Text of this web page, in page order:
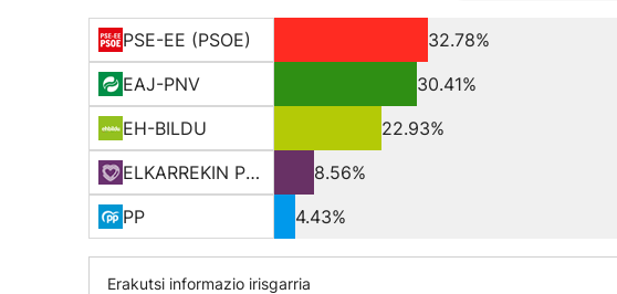
PSE-EE (PSOE)
32.78%
EAJ-PNV
30.41%
EH-BILDU
22.93%
ELKARREKIN PODEMOS
8.56%
PP
4.43%
Erakutsi informazio irisgarria